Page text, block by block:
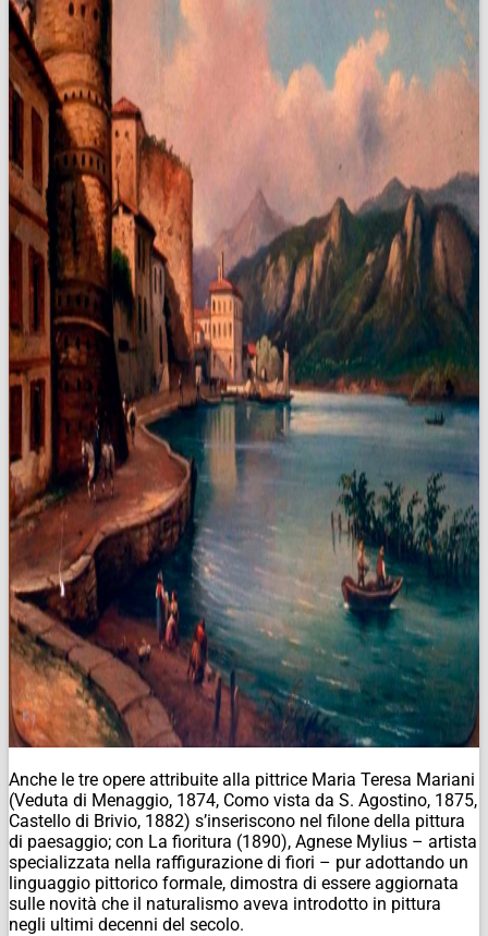
Anche le tre opere attribuite alla pittrice Maria Teresa Mariani
(Veduta di Menaggio, 1874, Como vista da S. Agostino, 1875,
Castello di Brivio, 1882) s’inseriscono nel filone della pittura
di paesaggio; con La fioritura (1890), Agnese Mylius – artista
specializzata nella raffigurazione di fiori – pur adottando un
linguaggio pittorico formale, dimostra di essere aggiornata
sulle novità che il naturalismo aveva introdotto in pittura
negli ultimi decenni del secolo.